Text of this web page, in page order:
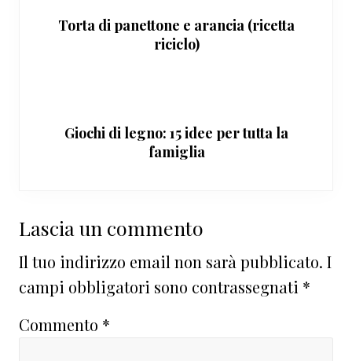
Torta di panettone e arancia (ricetta
riciclo)
Giochi di legno: 15 idee per tutta la
famiglia
Interazioni
del
lettore
Lascia un commento
Il tuo indirizzo email non sarà pubblicato. I
campi obbligatori sono contrassegnati *
Commento *